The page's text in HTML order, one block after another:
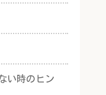
い時のヒン